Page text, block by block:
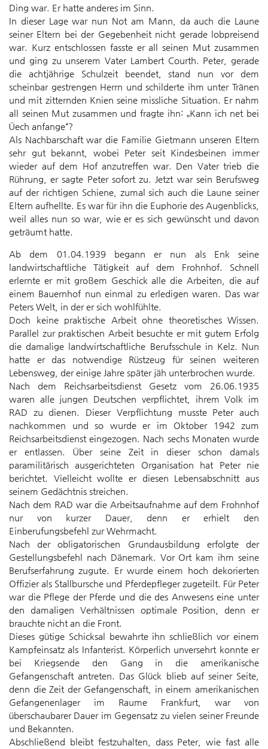
Ding war. Er hatte anderes im Sinn.
In dieser Lage war nun Not am Mann, da auch die Laune
seiner Eltern bei der Gegebenheit nicht gerade lobpreisend
war. Kurz entschlossen fasste er all seinen Mut zusammen
und ging zu unserem Vater Lambert Courth. Peter, gerade
die achtjährige Schulzeit beendet, stand nun vor dem
scheinbar gestrengen Herrn und schilderte ihm unter Tränen
und mit zitternden Knien seine missliche Situation. Er nahm
all seinen Mut zusammen und fragte ihn: „Kann ich net bei
Üech anfange“?
Als Nachbarschaft war die Familie Gietmann unseren Eltern
sehr gut bekannt, wobei Peter seit Kindesbeinen immer
wieder auf dem Hof anzutreffen war. Den Vater trieb die
Rührung, er sagte Peter sofort zu. Jetzt war sein Berufsweg
auf der richtigen Schiene, zumal sich auch die Laune seiner
Eltern aufhellte. Es war für ihn die Euphorie des Augenblicks,
weil alles nun so war, wie er es sich gewünscht und davon
geträumt hatte.
Ab dem 01.04.1939 begann er nun als Enk seine
landwirtschaftliche Tätigkeit auf dem Frohnhof. Schnell
erlernte er mit großem Geschick alle die Arbeiten, die auf
einem Bauernhof nun einmal zu erledigen waren. Das war
Peters Welt, in der er sich wohlfühlte.
Doch keine praktische Arbeit ohne theoretisches Wissen.
Parallel zur praktischen Arbeit besuchte er mit gutem Erfolg
die damalige landwirtschaftliche Berufsschule in Kelz. Nun
hatte er das notwendige Rüstzeug für seinen weiteren
Lebensweg, der einige Jahre später jäh unterbrochen wurde.
Nach dem Reichsarbeitsdienst Gesetz vom 26.06.1935
waren alle jungen Deutschen verpflichtet, ihrem Volk im
RAD zu dienen. Dieser Verpflichtung musste Peter auch
nachkommen und so wurde er im Oktober 1942 zum
Reichsarbeitsdienst eingezogen. Nach sechs Monaten wurde
er entlassen. Über seine Zeit in dieser schon damals
paramilitärisch ausgerichteten Organisation hat Peter nie
berichtet. Vielleicht wollte er diesen Lebensabschnitt aus
seinem Gedächtnis streichen.
Nach dem RAD war die Arbeitsaufnahme auf dem Frohnhof
nur von kurzer Dauer, denn er erhielt den
Einberufungsbefehl zur Wehrmacht.
Nach der obligatorischen Grundausbildung erfolgte der
Gestellungsbefehl nach Dänemark. Vor Ort kam ihm seine
Berufserfahrung zugute. Er wurde einem hoch dekorierten
Offizier als Stallbursche und Pferdepfleger zugeteilt. Für Peter
war die Pflege der Pferde und die des Anwesens eine unter
den damaligen Verhältnissen optimale Position, denn er
brauchte nicht an die Front.
Dieses gütige Schicksal bewahrte ihn schließlich vor einem
Kampfeinsatz als Infanterist. Körperlich unversehrt konnte er
bei Kriegsende den Gang in die amerikanische
Gefangenschaft antreten. Das Glück blieb auf seiner Seite,
denn die Zeit der Gefangenschaft, in einem amerikanischen
Gefangenenlager im Raume Frankfurt, war von
überschaubarer Dauer im Gegensatz zu vielen seiner Freunde
und Bekannten.
Abschließend bleibt festzuhalten, dass Peter, wie fast alle